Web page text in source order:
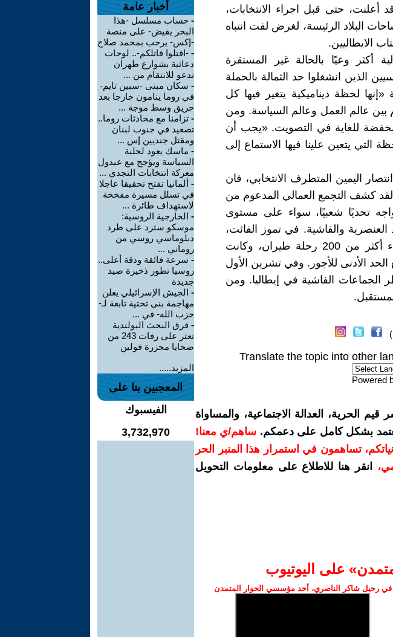
أعلنت، حتى قبل اجراء الانتخابات،
البلاد الرئيسة، لغرض لفت انتباه
الايطاليين.
أكثر وعيًا بالحالة غير المستقرة
الذين انشغلوا حد الثمالة بالحملة
«إنها لحظة ديناميكية يتغير فيها كل
عالم العمل وعالم السياسة. ومن
للغاية في التصويت. «يجب أن
التي يتعين علينا فيها الاستماع إلى
اليمين المتطرف الانتخابي، فان
كشف التجمع العمالي المدعوم من
تحديًا شعبيًا، سواء على مستوى
والفاشية. في تموز الفائت،
أدى إضراب عمالي لمدة يوم واحد إلى إلغاء أكثر من 200 رحلة طيران، وكانت
الأدنى للأجور. وفي تشرين الأول
للمطالبة بحظر الجماعات الفاشية في إيطاليا. ومن
Translate the topic into other
Powered
الحرية، العدالة الاجتماعية، والمساواة
يعتمد بشكل كامل على دعمكم. ساهم/ي معنا!
إمكانياتكم، تساهمون في استمرار هذا المنبر الحر
،
انقر هنا للاطلاع على معلومات التحويل
على اليوتيوب
في رحيل شاكر الناصري، أحد مؤسسي الحوار المتمدن
أخبار عامة
- حساب مسلسل -هذا
البحر يفيض- على منصة
-إكس- يرحب بمحمد صلاح
- -اقتلوا قاتلكم-.. لوحات
دعائية بشوارع طهران
تدعو للانتقام من ...
- سكان مبنى -سبين تايم-
في روما ينامون خارجا بعد
حريق وسط موجة ...
- تزامنا مع محادثات روما..
تصعيد في جنوب لبنان
ومقتل جنديين إس ...
- ماسك يعود لحلبة
السياسة ويؤجج مع عبدول
معركة انتخابات التجدي ...
- ألمانيا تفتح تحقيقا عاجلا
في تسلل مسيرة مفخخة
لاستهداف طائرة ...
- الخارجية الروسية:
موسكو سترد على طرد
دبلوماسي روسي من
روماني ...
- سرعة فائقة ودقة أعلى..
روسيا تطور ذخيرة صيد
جديدة
- الجيش الإسرائيلي يعلن
مهاجمة بنى تحتية تابعة لـ-
حزب الله- في ...
- فرق البحث البولندية
تعثر على رفات 243 من
ضحايا مجزرة فولين
المزيد.....
المعجبين بنا على
الفيسبوك
3,732,970